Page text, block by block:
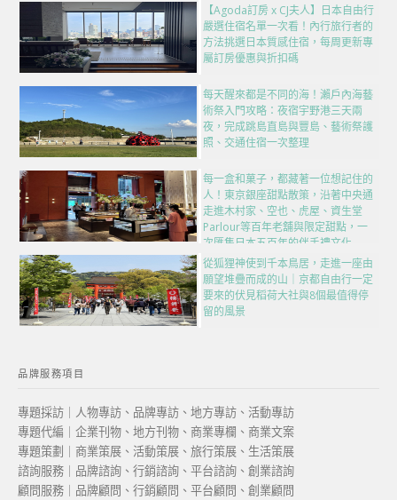
【Agoda訂房 x CJ夫人】日本自由行
嚴選住宿名單一次看！內行旅行者的
方法挑選日本質感住宿，每周更新專
屬訂房優惠與折扣碼
每天醒來都是不同的海！瀨戶內海藝
術祭入門攻略：夜宿宇野港三天兩
夜，完成跳島直島與豐島、藝術祭護
照、交通住宿一次整理
每一盒和菓子，都藏著一位想記住的
人！東京銀座甜點散策，沿著中央通
走進木村家、空也、虎屋、資生堂
Parlour等百年老舖與限定甜點，一
次匯集日本五百年的伴手禮文化
從狐狸神使到千本鳥居，走進一座由
願望堆疊而成的山｜京都自由行一定
要來的伏見稻荷大社與8個最值得停
留的風景
品牌服務項目
專題採訪｜人物專訪、品牌專訪、地方專訪、活動專訪
專題代編｜企業刊物、地方刊物、商業專欄、商業文案
專題策劃｜商業策展、活動策展、旅行策展、生活策展
諮詢服務｜品牌諮詢、行銷諮詢、平台諮詢、創業諮詢
顧問服務｜品牌顧問、行銷顧問、平台顧問、創業顧問